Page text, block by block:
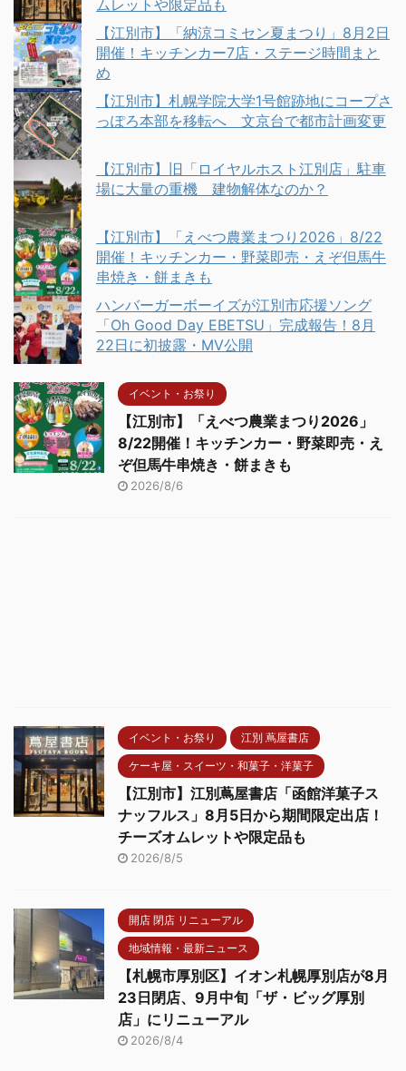
ムレットや限定品も
【江別市】「納涼コミセン夏まつり」8月2日
開催！キッチンカー7店・ステージ時間まと
め
【江別市】札幌学院大学1号館跡地にコープさ
っぽろ本部を移転へ 文京台で都市計画変更
【江別市】旧「ロイヤルホスト江別店」駐車
場に大量の重機 建物解体なのか？
【江別市】「えべつ農業まつり2026」8/22
開催！キッチンカー・野菜即売・えぞ但馬牛
串焼き・餅まきも
ハンバーガーボーイズが江別市応援ソング
「Oh Good Day EBETSU」完成報告！8月
22日に初披露・MV公開
イベント・お祭り
【江別市】「えべつ農業まつり2026」
8/22開催！キッチンカー・野菜即売・え
ぞ但馬牛串焼き・餅まきも
2026/8/6
イベント・お祭り 江別 蔦屋書店
ケーキ屋・スイーツ・和菓子・洋菓子
【江別市】江別蔦屋書店「函館洋菓子ス
ナッフルス」8月5日から期間限定出店！
チーズオムレットや限定品も
2026/8/5
開店 閉店 リニューアル
地域情報・最新ニュース
【札幌市厚別区】イオン札幌厚別店が8月
23日閉店、9月中旬「ザ・ビッグ厚別
店」にリニューアル
2026/8/4